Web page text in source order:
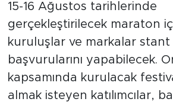
15-16 Ağustos tarihlerinde
gerçekleştirilecek maraton
kuruluşlar ve markalar
başvurularını yapabilecek.
kapsamında kurulacak
almak isteyen katılımcılar,